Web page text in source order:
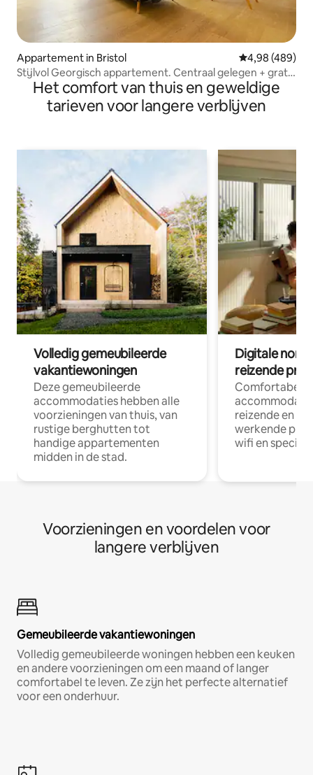
Appartement in Bristol Gemiddelde
4,98 (489)
Stijlvol Georgisch appartement. Centraal gelegen + gratis
parkeren
Het comfort van thuis en geweldige
tarieven voor langere verblijven
Volledig gemeubileerde
vakantiewoningen
Deze gemeubileerde
accommodaties hebben alle
voorzieningen van thuis, van
rustige berghutten tot
handige appartementen
midden in de stad.
Digitale
reizende
Comfortabele
reizende en
werkende
wifi en
Voorzieningen en voordelen voor
langere verblijven
Gemeubileerde vakantiewoningen
Volledig gemeubileerde woningen hebben een keuken
en andere voorzieningen om een maand of langer
comfortabel te leven. Ze zijn het perfecte alternatief
voor een onderhuur.